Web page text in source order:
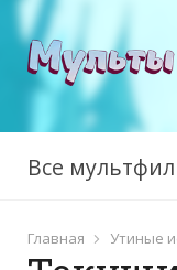
Все
Главная Утиные